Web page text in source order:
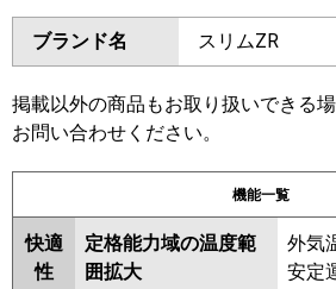
東芝
三菱電機 PCZ-
日立 RPC-GP80RGHJ8
FDEZ806HK6S
パナソニック PA-
PA-P80T7SGC
ダイキン SSRH80CV
SSRHU80CV
SSRH80BYNV
SSRU80BYNV
SSRHU80BYV
SSRJH80BJV
SSRU80BJNV
SSRJH80BFV
SSRH80BFV
ブランド名 スリムZR
掲載以外の商品もお取り扱いできる
お問い合わせください。
機能一覧
快適
性
定格能力域の温度範
囲拡大
外気
安定